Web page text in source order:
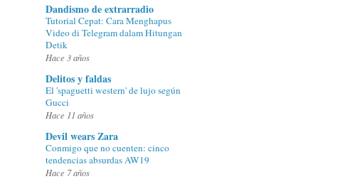
Dandismo de extrarradio
Tutorial Cepat: Cara Menghapus
Video di Telegram dalam Hitungan
Detik
Hace 3 años
Delitos y faldas
El 'spaguetti western' de lujo según
Gucci
Hace 11 años
Devil wears Zara
Conmigo que no cuenten: cinco
tendencias absurdas AW19
Hace 7 años